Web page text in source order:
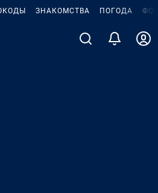
ЗНАКОМСТВА ПОГОДА